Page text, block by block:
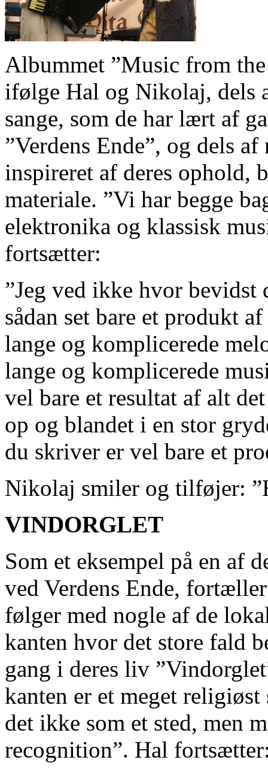
Albummet ”Music from
ifølge Hal og Nikolaj, dels
sange, som de har lært af
”Verdens Ende”, og dels
inspireret af deres ophold,
materiale. ”Vi har begge
elektronika og klassisk
fortsætter:
”Jeg ved ikke hvor
sådan set bare et produkt
lange og komplicerede
lange og komplicerede
vel bare et resultat af alt
op og blandet i en stor
du skriver er vel bare et
Nikolaj smiler og tilføjer:
VINDORGLET
Som et eksempel på en af
ved Verdens Ende,
følger med nogle af de
kanten hvor det store fald
gang i deres liv
kanten er et meget
det ikke som et sted, men
recognition”. Hal